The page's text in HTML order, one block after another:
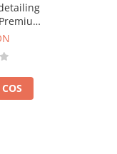
plastic